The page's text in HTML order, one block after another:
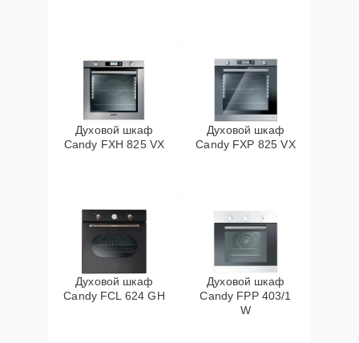
Духовой шкаф
Candy FXH 825 VX
Духовой шкаф
Candy FXP 825 VX
Духовой шкаф
Candy FCL 624 GH
Духовой шкаф
Candy FPP 403/1
W